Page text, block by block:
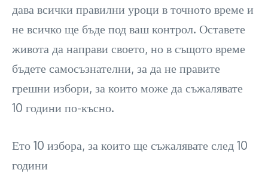
дава всички правилни уроци в точното време и
не всичко ще бъде под ваш контрол. Оставете
живота да направи своето, но в същото време
бъдете самосъзнателни, за да не правите
грешни избори, за които може да съжалявате
10 години по-късно.
Ето 10 избора, за които ще съжалявате след 10
години